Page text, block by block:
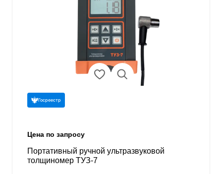
Госреестр
Цена по запросу
Портативный ручной ультразвуковой
толщиномер ТУЗ-7